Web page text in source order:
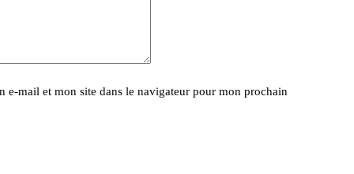
e-mail et mon site dans le navigateur pour mon prochain